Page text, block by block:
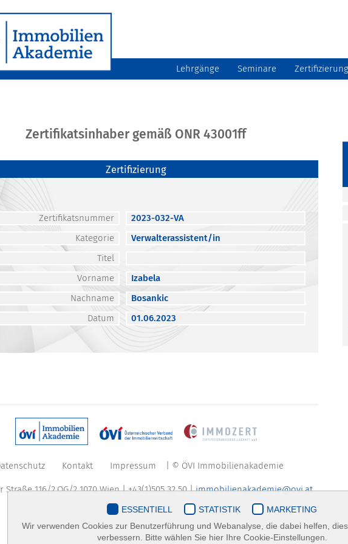
Lehrgänge Seminare Zertifizierung
Zertifikatsinhaber gemäß ONR 43001ff
Zertifizierung
Zertifikatsnummer
2023-032-VA
Kategorie
Verwalterassistent/in
Titel
Vorname
Izabela
Nachname
Bosankic
Datum
01.06.2023
Kontakt Impressum | © ÖVI Immobilienakademie
116/2.OG/2 1070 Wien | +43(1)505 32 50 |immobilienakademie@ovi.at
ESSENTIELL STATISTIK
MARKETING
Wir verwenden Cookies zur Benutzerführung und Webanalyse, die dabei helfen,
verbessern. Bitte wählen Sie hier Ihre Cookie-Einstellungen.